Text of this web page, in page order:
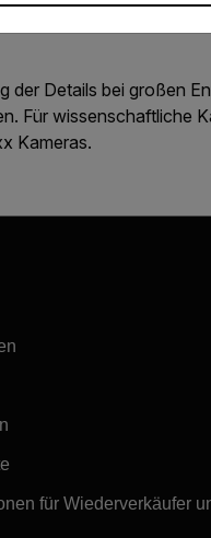
der Details bei großen
Für wissenschaftliche
Kameras.
für Wiederverkäufer